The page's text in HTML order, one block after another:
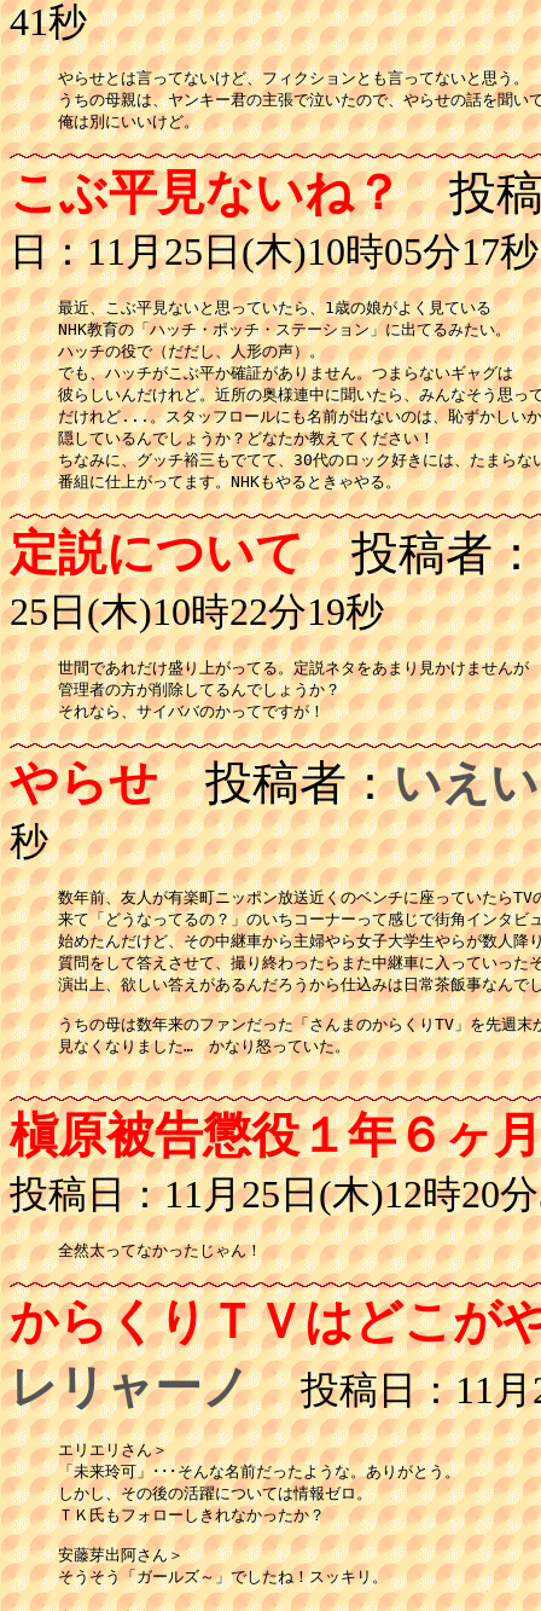
41秒
やらせとは言ってないけど、フィクションとも言ってないと思う。
うちの母親は、ヤンキー君の主張で泣いたので、やらせの話を聞い
俺は別にいいけど。
こぶ平見ないね？投稿
日：11月25日(木)10時05分17秒
最近、こぶ平見ないと思っていたら、1歳の娘がよく見ている
NHK教育の「ハッチ・ポッチ・ステーション」に出てるみたい。
ハッチの役で（だだし、人形の声）。
でも、ハッチがこぶ平か確証がありません。つまらないギャグは
彼らしいんだけれど。近所の奥様連中に聞いたら、みんなそう思っ
だけれど...。スタッフロールにも名前が出ないのは、恥ずかしい
隠しているんでしょうか？どなたか教えてください！
ちなみに、グッチ裕三もでてて、30代のロック好きには、たまらな
番組に仕上がってます。NHKもやるときゃやる。
定説について投稿者：
25日(木)10時22分19秒
世間であれだけ盛り上がってる。定説ネタをあまり見かけませんが
管理者の方が削除してるんでしょうか？
それなら、サイババのかってですが！
やらせ投稿者：いえい
秒
数年前、友人が有楽町ニッポン放送近くのベンチに座っていたらTV
来て「どうなってるの？」のいちコーナーって感じで街角インタビ
始めたんだけど、その中継車から主婦やら女子大学生やらが数人降
質問をして答えさせて、撮り終わったらまた中継車に入っていった
演出上、欲しい答えがあるんだろうから仕込みは日常茶飯事なんで
うちの母は数年来のファンだった「さんまのからくりTV」を先週末
見なくなりました…　かなり怒っていた。
槇原被告懲役１年６ヶ月
投稿日：11月25日(木)12時20
全然太ってなかったじゃん！
からくりＴＶはどこが
レリャーノ 投稿日：11月
エリエリさん＞
「未来玲可」･･･そんな名前だったような。ありがとう。
しかし、その後の活躍については情報ゼロ。
ＴＫ氏もフォローしきれなかったか？
安藤芽出阿さん＞
そうそう「ガールズ～」でしたね！スッキリ。